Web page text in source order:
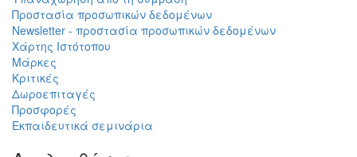
Παράδοση ΕΕ
παράδοση σε όλες τις
χώρες της Ε.Ε
αποστέλλουμε από την
αποθήκη μας
Δωρεάν αποστολή στην ΕΕ
για παραγγελίες άνω των
150,00 €
Πληροφορίες